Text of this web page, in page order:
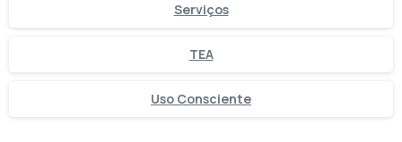
Serviços
TEA
Uso Consciente